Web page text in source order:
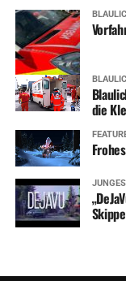
die